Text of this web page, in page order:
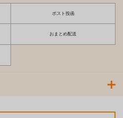
ポスト投函
おまとめ配送